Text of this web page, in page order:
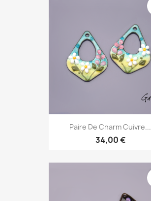
Paire De Charm Cuivre...
34,00 €